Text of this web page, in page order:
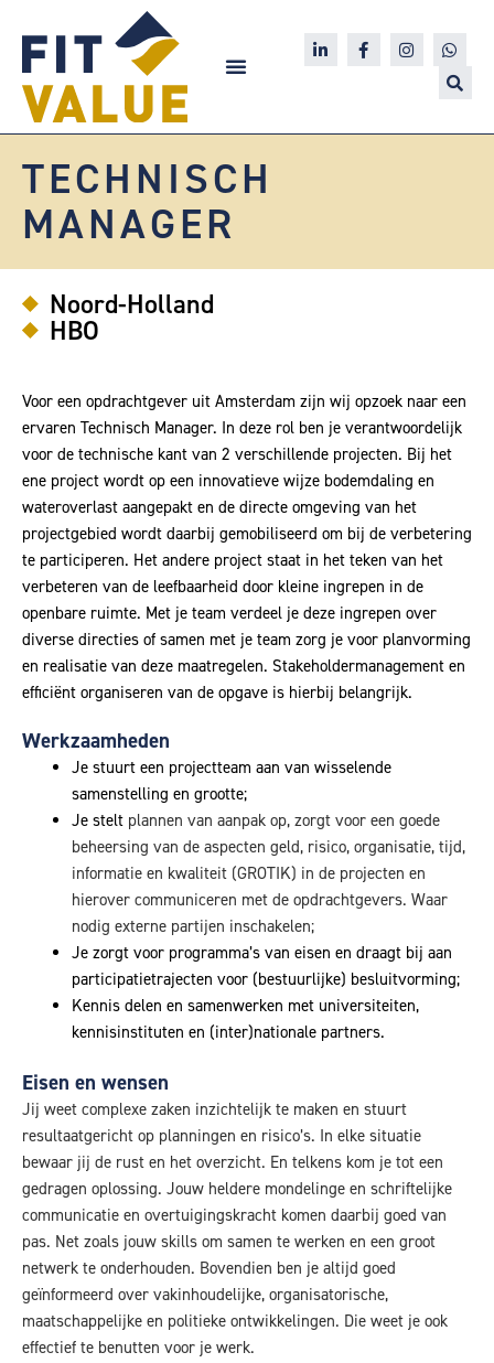
naar
inhoud
i
i
F
a
o
I
n
r
W
h
a
t
p
TECHNISCH
MANAGER
Noord-Holland
HBO
Voor een opdrachtgever uit Amsterdam zijn wij opzoek naar een
ervaren Technisch Manager. In deze rol ben je verantwoordelijk
voor de technische kant van 2 verschillende projecten. Bij het
ene project wordt op een innovatieve wijze bodemdaling en
wateroverlast aangepakt en de directe omgeving van het
projectgebied wordt daarbij gemobiliseerd om bij de verbetering
te participeren. Het andere project staat in het teken van het
verbeteren van de leefbaarheid door kleine ingrepen in de
openbare ruimte. Met je team verdeel je deze ingrepen over
diverse directies of samen met je team zorg je voor planvorming
en realisatie van deze maatregelen. Stakeholdermanagement en
efficiënt organiseren van de opgave is hierbij belangrijk.
Werkzaamheden
Je stuurt een projectteam aan van wisselende
samenstelling en grootte;
Je stelt plannen van aanpak op, zorgt voor een goede
beheersing van de aspecten geld, risico, organisatie, tijd,
informatie en kwaliteit (GROTIK) in de projecten en
hierover communiceren met de opdrachtgevers. Waar
nodig externe partijen inschakelen;
Je zorgt voor programma’s van eisen en draagt bij aan
participatietrajecten voor (bestuurlijke) besluitvorming;
Kennis delen en samenwerken met universiteiten,
kennisinstituten en (inter)nationale partners.
Eisen en wensen
Jij weet complexe zaken inzichtelijk te maken en stuurt
resultaatgericht op planningen en risico’s. In elke situatie
bewaar jij de rust en het overzicht. En telkens kom je tot een
gedragen oplossing. Jouw heldere mondelinge en schriftelijke
communicatie en overtuigingskracht komen daarbij goed van
pas. Net zoals jouw skills om samen te werken en een groot
netwerk te onderhouden. Bovendien ben je altijd goed
geïnformeerd over vakinhoudelijke, organisatorische,
maatschappelijke en politieke ontwikkelingen. Die weet je ook
effectief te benutten voor je werk.